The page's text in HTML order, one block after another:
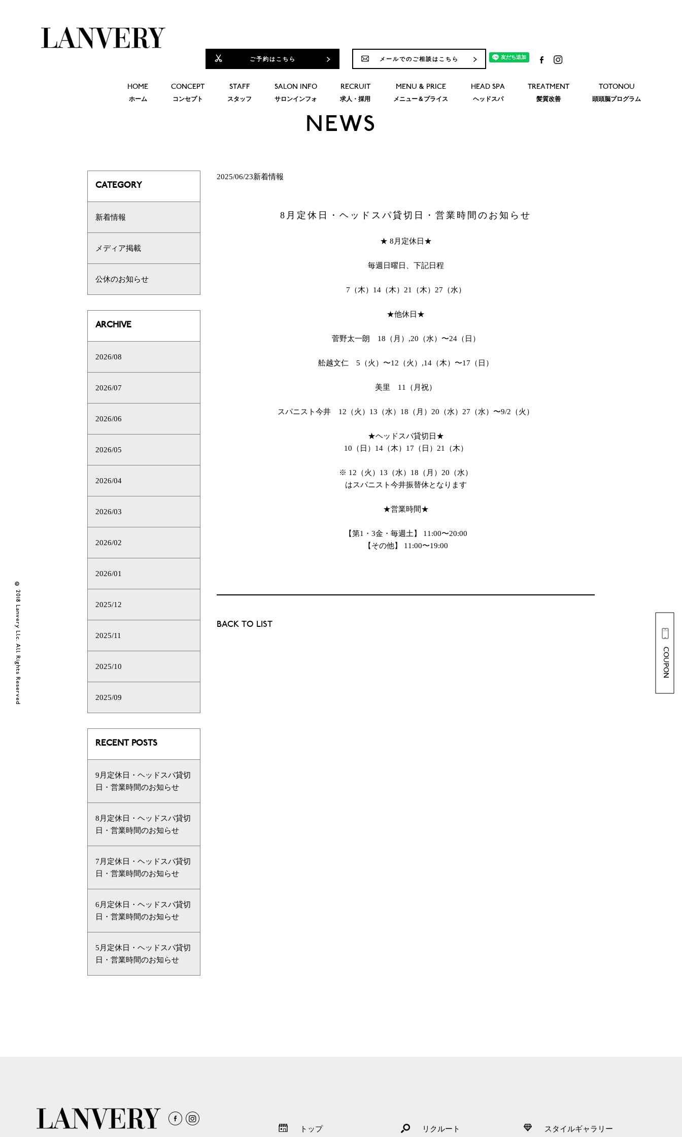
ご予約はこちら メールでのご相談はこちら
HOME
ホーム
CONCEPT
コンセプト
STAFF
スタッフ
SALON INFO
サロンインフォ
RECRUIT
求人・採用
MENU & PRICE
メニュー＆プライス
HEAD SPA
ヘッドスパ
TREATMENT
髪質改善
TOTONOU
頭頭脳プログラム
NEWS
2025/06/23新着情報
8月定休日・ヘッドスパ貸切日・営業時間のお知らせ
★ 8月定休日★
毎週日曜日、下記日程
7（木）14（木）21（木）27（水）
★他休日★
菅野太一朗 18（月）,20（水）〜24（日）
舩越文仁 5（火）〜12（火）,14（木）〜17（日）
美里 11（月祝）
スパニスト今井 12（火）13（水）18（月）20（水）27（水）〜9/2（火）
★ヘッドスパ貸切日★
10（日）14（木）17（日）21（木）
※ 12（火）13（水）18（月）20（水）
はスパニスト今井振替休となります
★営業時間★
【第1・3金・毎週土】 11:00〜20:00
【その他】 11:00〜19:00
BACK TO LIST
CATEGORY
新着情報
メディア掲載
公休のお知らせ
ARCHIVE
2026/08
2026/07
2026/06
2026/05
2026/04
2026/03
2026/02
2026/01
2025/12
2025/11
2025/10
2025/09
RECENT POSTS
9月定休日・ヘッドスパ貸切
日・営業時間のお知らせ
8月定休日・ヘッドスパ貸切
日・営業時間のお知らせ
7月定休日・ヘッドスパ貸切
日・営業時間のお知らせ
6月定休日・ヘッドスパ貸切
日・営業時間のお知らせ
5月定休日・ヘッドスパ貸切
日・営業時間のお知らせ
トップ リクルート スタイルギャラリー
COUPON
© 2018 Lanvery Llc. All Rights Reserved